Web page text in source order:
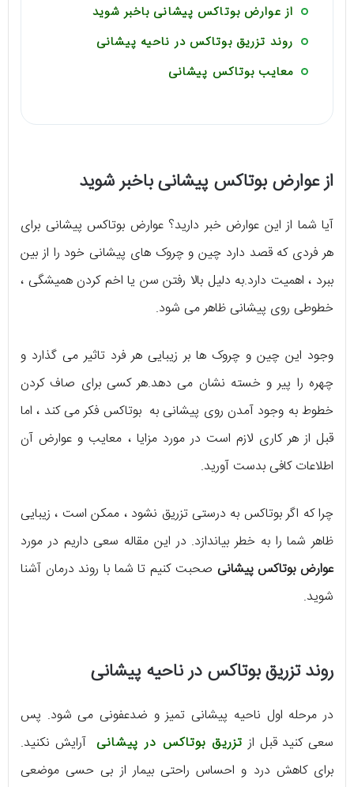
از عوارض بوتاکس پیشانی باخبر شوید
روند تزریق بوتاکس در ناحیه پیشانی
معایب بوتاکس پیشانی
از عوارض بوتاکس پیشانی باخبر شوید
آیا شما از این عوارض خبر دارید؟ عوارض بوتاکس پیشانی برای
هر فردی که قصد دارد چین و چروک های پیشانی خود را از بین
ببرد ، اهمیت دارد.به دلیل بالا رفتن سن یا اخم کردن همیشگی ،
خطوطی روی پیشانی ظاهر می شود.
وجود این چین و چروک ها بر زیبایی هر فرد تاثیر می گذارد و
چهره را پیر و خسته نشان می دهد.هر کسی برای صاف کردن
خطوط به وجود آمدن روی پیشانی به بوتاکس فکر می کند ، اما
قبل از هر کاری لازم است در مورد مزایا ، معایب و عوارض آن
اطلاعات کافی بدست آورید.
چرا که اگر بوتاکس به درستی تزریق نشود ، ممکن است ، زیبایی
ظاهر شما را به خطر بیاندازد. در این مقاله سعی داریم در مورد
عوارض بوتاکس پیشانی صحبت کنیم تا شما با روند درمان آشنا
شوید.
روند تزریق بوتاکس در ناحیه پیشانی
در مرحله اول ناحیه پیشانی تمیز و ضدعفونی می شود. پس
سعی کنید قبل از تزریق بوتاکس در پیشانیآرایش نکنید.
برای کاهش درد و احساس راحتی بیمار از بی حسی موضعی